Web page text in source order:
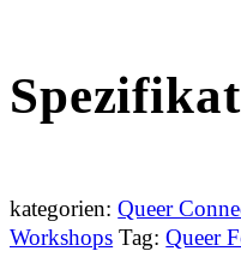
kategorien: Queer
Workshops Tag: Queer